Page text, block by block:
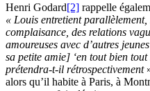
Henri Godard[2] rappelle
« Louis entretient parallèlement,
complaisance, des relations
amoureuses avec d’autres
sa petite amie] ‘en tout bien tout
prétendra-t-il rétrospectivement
alors qu’il habite à Paris, à